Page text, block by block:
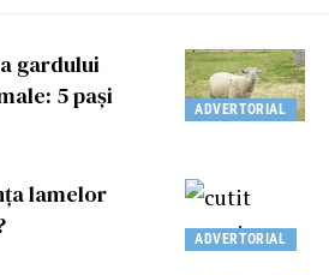
ADVERTORIAL
gardului
5 pași
ADVERTORIAL
lamelor